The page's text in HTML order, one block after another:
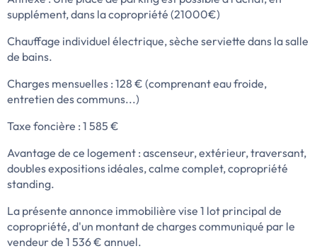
supplément, dans la copropriété (21000€)
Chauffage individuel électrique, sèche serviette dans la salle
de bains.
Charges mensuelles : 128 € (comprenant eau froide,
entretien des communs...)
Taxe foncière : 1 585 €
Avantage de ce logement : ascenseur, extérieur, traversant,
doubles expositions idéales, calme complet, copropriété
standing.
La présente annonce immobilière vise 1 lot principal de
copropriété, d'un montant de charges communiqué par le
vendeur de 1 536 € annuel.